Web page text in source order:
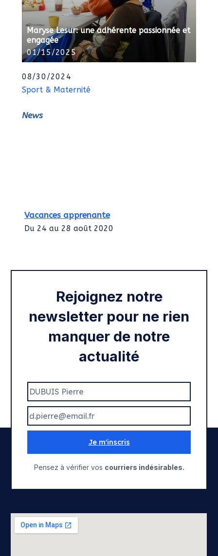
Maryse Lesur: une adhérente passionnée et
engagée
01/15/2025
08/30/2024
Sport & Maternité
News
Vacances apprenante
Du 24 au 28 août 2020
Rejoignez notre
newsletter pour ne rien
manquer de notre
actualité
Je m'inscris
Pensez à vérifier vos courriers indésirables.